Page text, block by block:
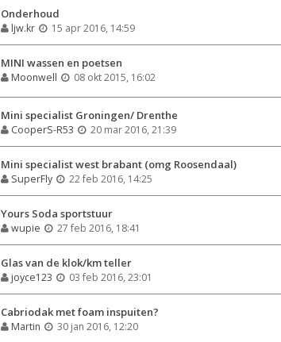
Onderhoud
ljw.kr 15 apr 2016, 14:59
MINI wassen en poetsen
Moonwell 08 okt 2015, 16:02
Mini specialist Groningen/ Drenthe
CooperS-R53 20 mar 2016, 21:39
Mini specialist west brabant (omg Roosendaal)
SuperFly 22 feb 2016, 14:25
Yours Soda sportstuur
wupie 27 feb 2016, 18:41
Glas van de klok/km teller
joyce123 03 feb 2016, 23:01
Cabriodak met foam inspuiten?
Martin 30 jan 2016, 12:20